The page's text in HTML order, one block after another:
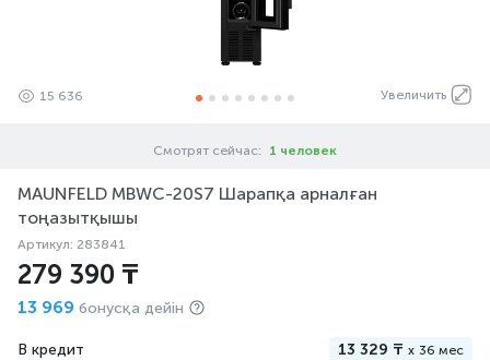
Увеличить
15 636
Смотрят сейчас: 1 человек
MAUNFELD MBWC-20S7 Шарапқа арналған
тоңазытқышы
Артикул: 283841
279 390 ₸
13 969 бонусқа дейін
В кредит 13 329 ₸ x 36 мес